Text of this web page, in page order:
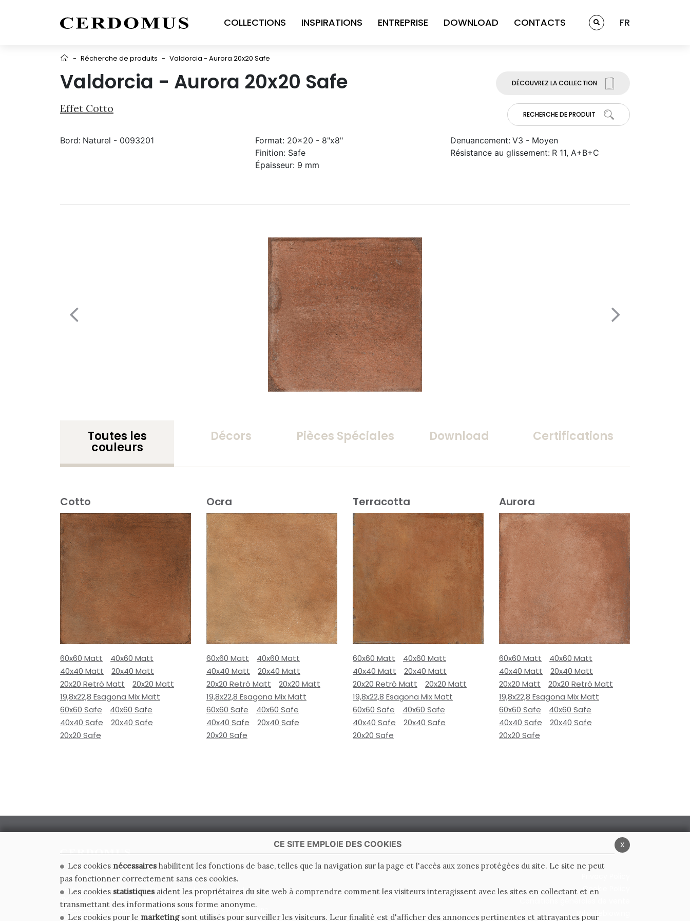
COLLECTIONS INSPIRATIONS ENTREPRISE DOWNLOAD CONTACTS FR
- Récherche de produits - Valdorcia - Aurora 20x20 Safe
Valdorcia - Aurora 20x20 Safe
Effet Cotto
DÉCOUVREZ LA COLLECTION
RECHERCHE DE PRODUIT
Bord: Naturel - 0093201 Format: 20x20 - 8"x8"
Finition: Safe
Épaisseur: 9 mm
Denuancement: V3 - Moyen
Résistance au glissement: R 11, A+B+C
Toutes les
couleurs
Décors Pièces Spéciales Download Certifications
Cotto
60x60 Matt
40x60 Matt
40x40 Matt
20x40 Matt
20x20 Retrò Matt
20x20 Matt
19,8x22,8 Esagona Mix Matt
60x60 Safe
40x60 Safe
40x40 Safe
20x40 Safe
20x20 Safe
Ocra
60x60 Matt
40x60 Matt
40x40 Matt
20x40 Matt
20x20 Retrò Matt
20x20 Matt
19,8x22,8 Esagona Mix Matt
60x60 Safe
40x60 Safe
40x40 Safe
20x40 Safe
20x20 Safe
Terracotta
60x60 Matt
40x60 Matt
40x40 Matt
20x40 Matt
20x20 Retrò Matt
20x20 Matt
19,8x22,8 Esagona Mix Matt
60x60 Safe
40x60 Safe
40x40 Safe
20x40 Safe
20x20 Safe
Aurora
60x60 Matt
40x60 Matt
40x40 Matt
20x40 Matt
20x20 Matt
20x20 Retrò Matt
19,8x22,8 Esagona Mix Matt
60x60 Safe
40x60 Safe
40x40 Safe
20x40 Safe
20x20 Safe
CERDOMUS S.R.L.
Via Emilia Ponente, 1000 - 48014 Castel Bolognese (RA) Italy
Tel. +39.0546.652111 - Email: info@cerdomus.com
Codice Fiscale e numero iscrizione al registro imprese di Ravenna
Cookie Policy
Whistleblowing
x
CE SITE EMPLOIE DES COOKIES
Les cookies nécessaireshabilitent les fonctions de base, telles que la navigation sur la page et l'accès aux zones protégées du site. Le site ne peut
pas fonctionner correctement sans ces cookies.
Les cookies statistiquesaident les propriétaires du site web à comprendre comment les visiteurs interagissent avec les sites en collectant et en
transmettant des informations sous forme anonyme.
Les cookies pour le marketingsont utilisés pour surveiller les visiteurs. Leur finalité est d'afficher des annonces pertinentes et attrayantes pour